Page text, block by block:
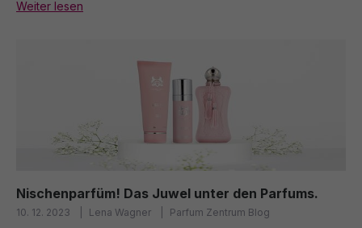
Weiter lesen
Nischenparfüm! Das Juwel unter den Parfums.
10. 12. 2023 Lena Wagner Parfum Zentrum Blog